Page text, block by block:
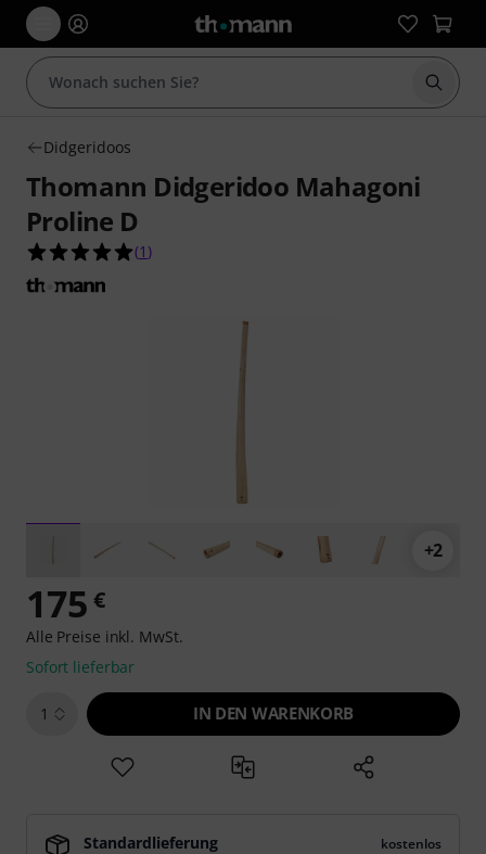
Suche
Didgeridoos
Thomann Didgeridoo Mahagoni
Proline D
5.0 von 5 Sternen aus 1 Kundenbewertungen
(1 )
+2
175 €
Alle Preise inkl. MwSt.
Sofort lieferbar
1 IN DEN WARENKORB
Standardlieferung
kostenlos